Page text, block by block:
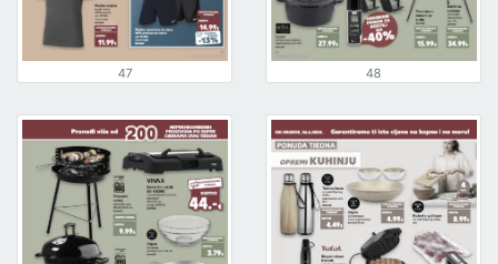
47 48